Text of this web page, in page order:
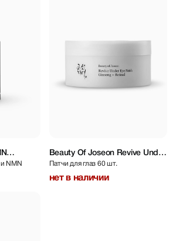
NMN
Beauty Of Joseon Revive Under
Eye Patch 60 pcs
Патчи для глаз 60 шт.
нет в наличии